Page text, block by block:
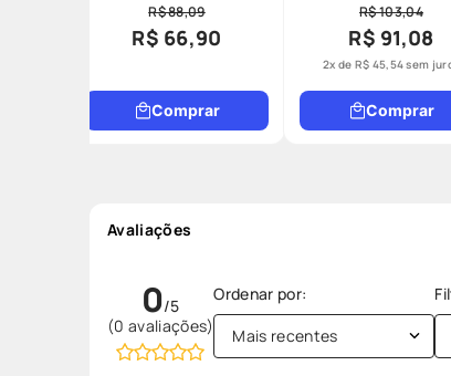
Generico
R$ 88,09
R$ 66,90
Comprar
R$ 103,04
R$ 91,08
2x de R$ 45,54sem
Comprar
Avaliações
0
(0 avaliações) Mais recentes